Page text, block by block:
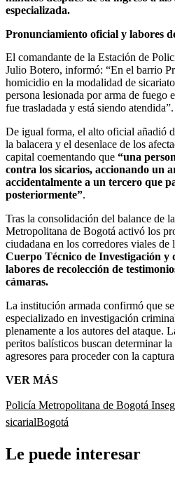
especializada.
Pronunciamiento oficial y labores
El comandante de la Estación de
Julio Botero, informó: “En el barrio
homicidio en la modalidad de
persona lesionada por arma de fuego
fue trasladada y está siendo atendida”.
De igual forma, el alto oficial añadió
la balacera y el desenlace de los
capital coementando que “una
contra los sicarios, accionando un
accidentalmente a un tercero que
posteriormente”.
Tras la consolidación del balance de
Metropolitana de Bogotá activó los
ciudadana en los corredores viales de
Cuerpo Técnico de Investigación y
labores de recolección de
cámaras.
La institución armada confirmó que
especializado en investigación
plenamente a los autores del ataque.
peritos balísticos buscan determinar la
agresores para proceder con la
VER MÁS
Policía Metropolitana de Bogotá
sicarialBogotá
Le puede interesar